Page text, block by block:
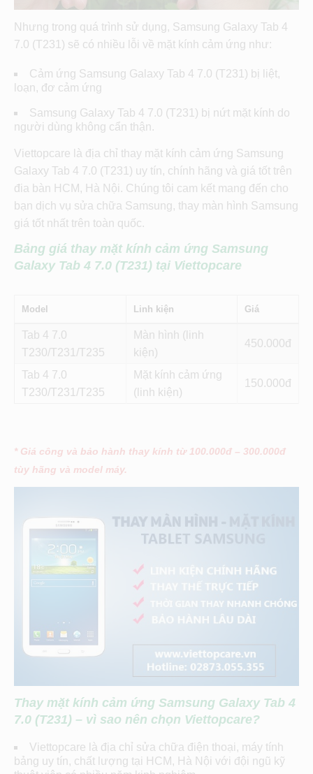
Nhưng trong quá trình sử dụng, Samsung Galaxy Tab 4
7.0 (T231) sẽ có nhiều lỗi về mặt kính cảm ứng như:
Cảm ứng Samsung Galaxy Tab 4 7.0 (T231) bị liệt,
loạn, đơ cảm ứng
Samsung Galaxy Tab 4 7.0 (T231) bị nứt mặt kính do
người dùng không cẩn thận.
Viettopcare là địa chỉ thay mặt kính cảm ứng Samsung
Galaxy Tab 4 7.0 (T231) uy tín, chính hãng và giá tốt trên
đia bàn HCM, Hà Nội. Chúng tôi cam kết mang đến cho
bạn dịch vụ sửa chữa Samsung, thay màn hình Samsung
giá tốt nhất trên toàn quốc.
Bảng giá thay mặt kính cảm ứng Samsung
Galaxy Tab 4 7.0 (T231) tại Viettopcare
Model Linh kiện Giá
Tab 4 7.0
T230/T231/T235
Màn hình (linh
kiện)
450
Tab 4 7.0
T230/T231/T235
Mặt kính cảm ứng
(linh kiện)
150
* Giá công và bảo hành thay kính từ 100.000đ – 300.000đ
tùy hãng và model máy.
Thay mặt kính cảm ứng Samsung Galaxy Tab 4
7.0 (T231) – vì sao nên chọn Viettopcare?
Viettopcare là địa chỉ sửa chữa điện thoại, máy tính
bảng uy tín, chất lượng tại HCM, Hà Nội với đội ngũ kỹ